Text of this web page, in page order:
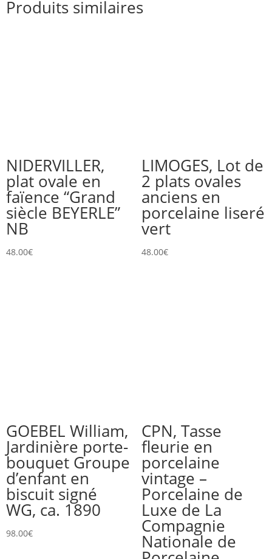
Produits similaires
NIDERVILLER,
plat ovale en
faïence “Grand
siècle BEYERLE”
NB
48.00€
LIMOGES, Lot de
2 plats ovales
anciens en
porcelaine liseré
vert
48.00€
GOEBEL William,
Jardinière porte-
bouquet Groupe
d’enfant en
biscuit signé
WG, ca. 1890
98.00€
CPN, Tasse
fleurie en
porcelaine
vintage –
Porcelaine de
Luxe de La
Compagnie
Nationale de